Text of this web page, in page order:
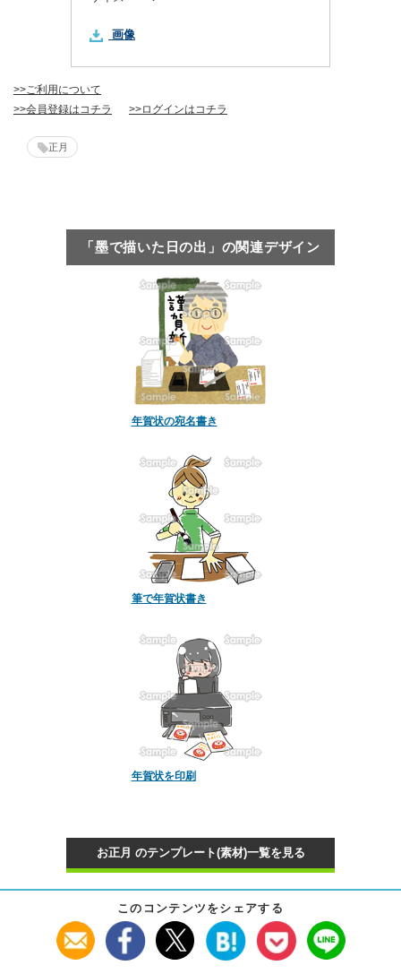
画像
>>ご利用について
>>会員登録はコチラ
>>ログインはコチラ
正月
「墨で描いた日の出」の関連デザイン
年賀状の宛名書き
筆で年賀状書き
年賀状を印刷
お正月 のテンプレート(素材)一覧を見る
このコンテンツをシェアする